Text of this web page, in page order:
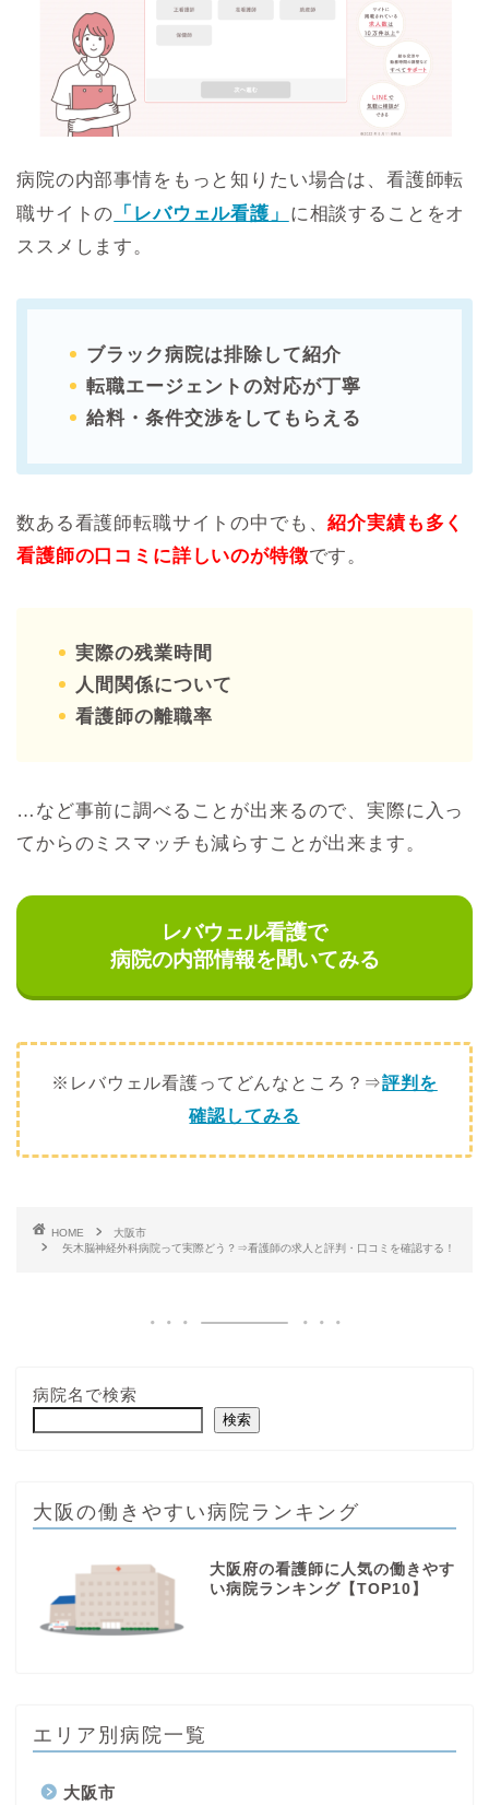
病院の内部事情をもっと知りたい場合は、看護師転
職サイトの 「レバウェル看護」
に相談することをオ
ススメします。
ブラック病院は排除して紹介
転職エージェントの対応が丁寧
給料・条件交渉をしてもらえる
数ある看護師転職サイトの中でも、紹介実績も多く
看護師の口コミに詳しいのが特徴です。
実際の残業時間
人間関係について
看護師の離職率
…など事前に調べることが出来るので、実際に入っ
てからのミスマッチも減らすことが出来ます。
レバウェル看護で
病院の内部情報を聞いてみる
※レバウェル看護ってどんなところ？⇒評判を
確認してみる
HOME
大阪市
矢木脳神経外科病院って実際どう？⇒看護師の求人と評判・口コミを確認する！
病院名で検索
検索
大阪の働きやすい病院ランキング
大阪府の看護師に人気の働きやす
い病院ランキング【TOP10】
エリア別病院一覧
大阪市